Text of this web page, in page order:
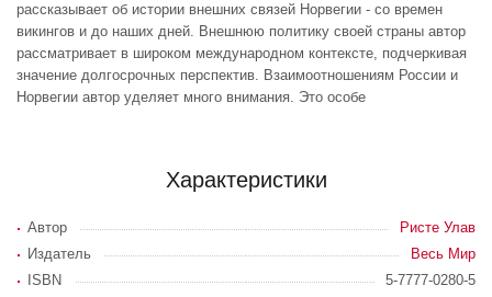
рассказывает об истории внешних связей Норвегии - со времен
викингов и до наших дней. Внешнюю политику своей страны автор
рассматривает в широком международном контексте, подчеркивая
значение долгосрочных перспектив. Взаимоотношениям России и
Норвегии автор уделяет много внимания. Это особе
Характеристики
Автор
Ристе Улав
Издатель
Весь Мир
ISBN
5-7777-0280-5